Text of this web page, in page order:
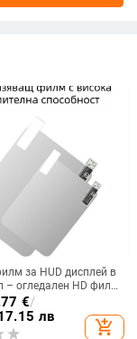
за HUD дисплей в
– огледален HD филм
€/
лв
add_shopping_cart